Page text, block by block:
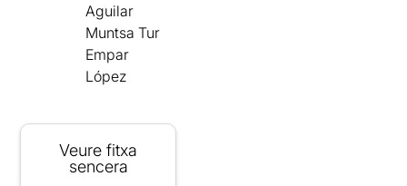
Aguilar
Muntsa Tur
Empar
López
Veure fitxa
sencera